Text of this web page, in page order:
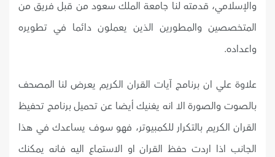
والإسلامي، قدمته لنا جامعة الملك سعود من قبل فريق من
المتخصصين والمطورين الذين يعملون دائما في تطويره
واعداده.
علاوة علي ان برنامج آيات القران الكريم يعرض لنا المصحف
بالصوت والصورة الا انه يغنيك أيضا عن تحميل برنامج تحفيظ
القران الكريم بالتكرار للكمبيوتر، فهو سوف يساعدك في هذا
الجانب اذا اردت حفظ القران او الاستماع اليه فانه يمكنك